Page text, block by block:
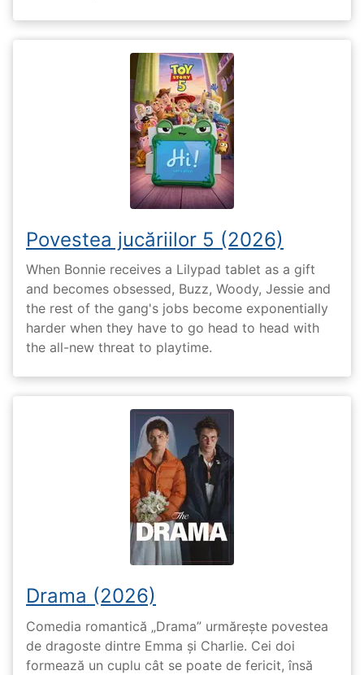
Povestea jucăriilor 5 (2026)
When Bonnie receives a Lilypad tablet as a gift
and becomes obsessed, Buzz, Woody, Jessie and
the rest of the gang's jobs become exponentially
harder when they have to go head to head with
the all-new threat to playtime.
Drama (2026)
Comedia romantică „Drama” urmărește povestea
de dragoste dintre Emma și Charlie. Cei doi
formează un cuplu cât se poate de fericit, însă